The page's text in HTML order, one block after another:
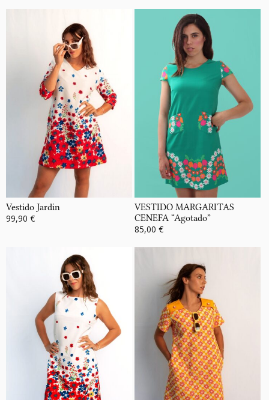
Vestido Jardin
99,90 €
VESTIDO MARGARITAS
CENEFA “Agotado”
85,00 €